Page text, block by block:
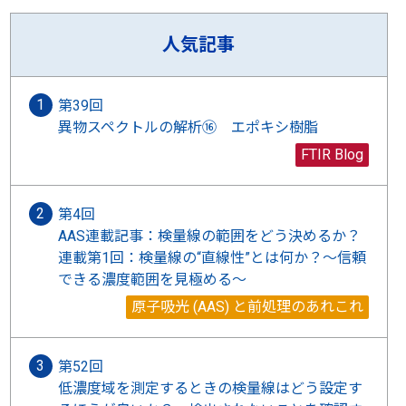
人気記事
第39回
異物スペクトルの解析⑯ エポキシ樹脂
FTIR Blog
第4回
AAS連載記事：検量線の範囲をどう決めるか？
連載第1回：検量線の“直線性”とは何か？〜信頼
できる濃度範囲を見極める〜
原子吸光 (AAS) と前処理のあれこれ
第52回
低濃度域を測定するときの検量線はどう設定す